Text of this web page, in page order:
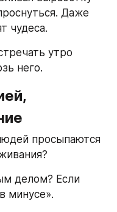
Даже
чудеса.
утро
него.
просыпаются
делом? Если
минусе».